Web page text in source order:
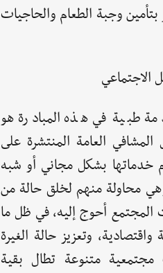
وجبة الطعام والحاجيات
الاجتماعي
طبية في هذه المبادرة هو
العامة المنتشرة على
خدماتها بشكل مجاني أو شبه
محاولة منهم لخلق حالة من
المجتمع أحوج إليه، في ظل ما
وتعزيز حالة الغيرة
مجتمعية متنوعة تطال بقية